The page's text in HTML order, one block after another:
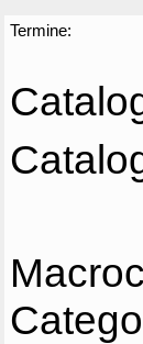
Termine: